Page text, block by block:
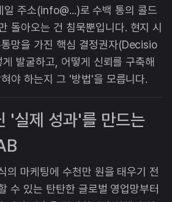
일 주소(info@...)로 수백 통의 콜드
돌아오는 건 침묵뿐입니다. 현지 시
망을 가진 핵심 결정권자(Decisio
발굴하고, 어떻게 신뢰를 구축해
야 하는지 그 '방법'을 모릅니다.
'실제 성과'를 만드는
의 마케팅에 수천만 원을 태우기 전
수 있는 탄탄한 글로벌 영업망부터